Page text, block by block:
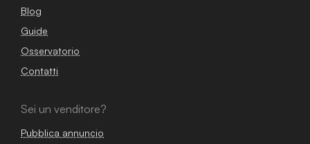
Blog
Guide
Osservatorio
Contatti
Sei un venditore?
Pubblica annuncio